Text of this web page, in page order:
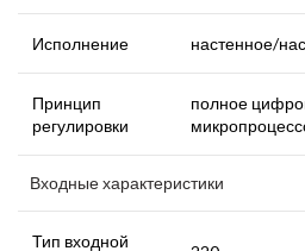
Исполнение настенное/
Принцип
регулировки
полное
Входные характеристики
Тип входной